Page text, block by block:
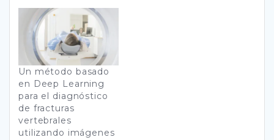
Un método basado
en Deep Learning
para el diagnóstico
de fracturas
vertebrales
utilizando imágenes